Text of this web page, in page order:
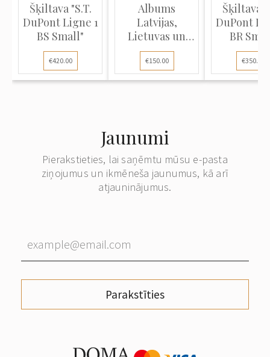
Šķiltava "S.T.
DuPont Ligne 1
BS Small"
€420.00
Albums
Latvijas,
Lietuvas un
Igaunijas
pastma...
€150.00
Šķiltava
DuPont
BR
Gold...
€350.00
Jaunumi
Pierakstieties, lai saņēmtu mūsu e-pasta
ziņojumus un ikmēneša jaunumus, kā arī
atjauninājumus.
Parakstīties